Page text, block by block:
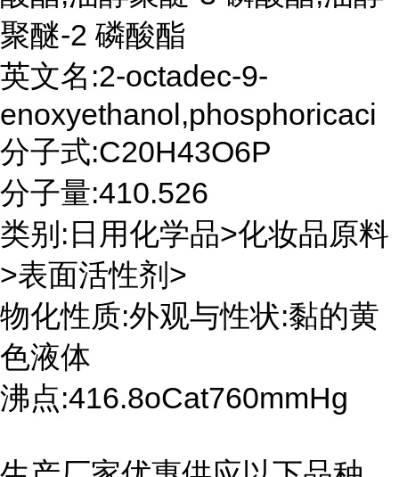
聚醚-2 磷酸酯
英文名:2-octadec-9-
enoxyethanol,phosphoricaci
分子式:C20H43O6P
分子量:410.526
类别:日用化学品>化妆品原料
>表面活性剂>
物化性质:外观与性状:黏的黄
色液体
沸点:416.8oCat760mmHg